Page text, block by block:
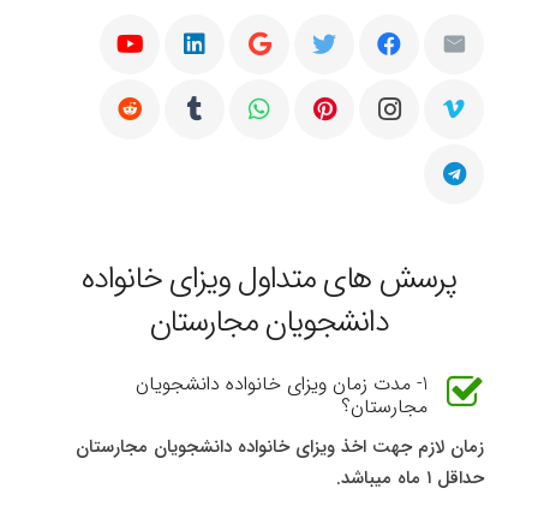
پرسش های متداول ویزای خانواده
دانشجویان مجارستان
1- مدت زمان ویزای خانواده دانشجویان
مجارستان؟
زمان لازم جهت اخذ ویزای خانواده دانشجویان مجارستان
حداقل ۱ ماه میباشد.